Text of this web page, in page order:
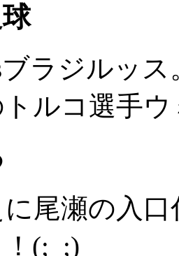
ブラジルッス
ルコ選手
尾瀬の入
(;_;)